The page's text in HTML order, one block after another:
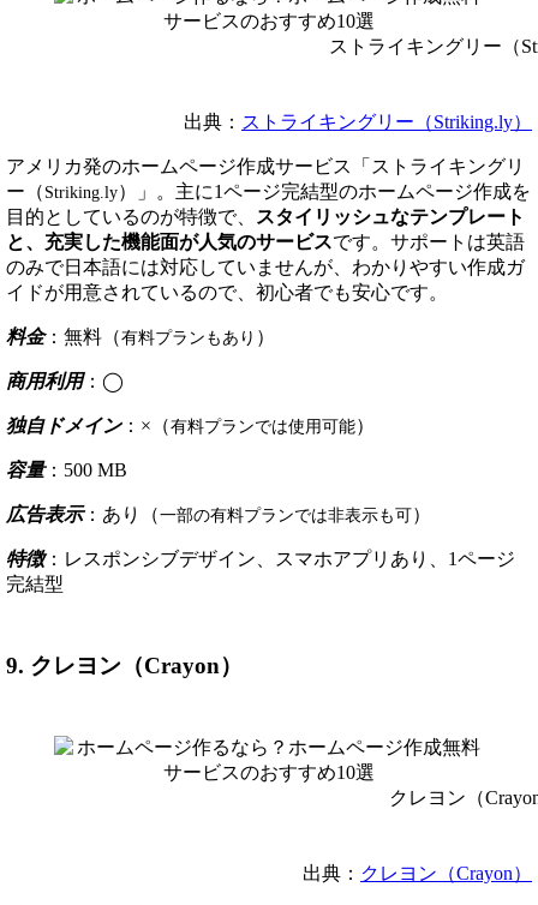
ストライキングリー（
出典： ストライキングリー（Striking.ly）
アメリカ発のホームページ作成サービス「ストライキングリ
ー（ Striking.ly）」。主に1ページ完結型のホームページ作成を
目的としているのが特徴で、
スタイリッシュなテンプレート
と、充実した機能面が人気のサービスです。サポートは英語
のみで日本語には対応していませんが、わかりやすい作成ガ
イドが用意されているので、初心者でも安心です。
料金：無料（有料プランもあり ）
商用利用：◯
独自ドメイン：×（有料プランでは使用可能）
容量：500 MB
広告表示：あり（一部の有料プランでは非表示も可）
特徴：レスポンシブデザイン、スマホアプリあり、1ページ
完結型
9. クレヨン（Crayon）
クレヨン（
出典： クレヨン（Crayon）